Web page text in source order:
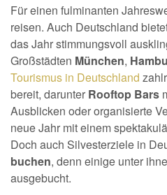
Für einen fulminanten
reisen. Auch Deutschland
das Jahr stimmungsvoll
Großstädten München,
Tourismus in Deutschland
bereit, darunter Rooftop Bars
Ausblicken oder organisierte
neue Jahr mit einem
Doch auch Silvesterziele in
buchen, denn einige unter
ausgebucht.